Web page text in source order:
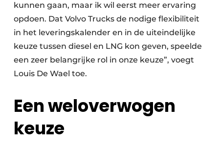
kunnen gaan, maar ik wil eerst meer ervaring
opdoen. Dat Volvo Trucks de nodige flexibiliteit
in het leveringskalender en in de uiteindelijke
keuze tussen diesel en LNG kon geven, speelde
een zeer belangrijke rol in onze keuze”, voegt
Louis De Wael toe.
Een weloverwogen
keuze